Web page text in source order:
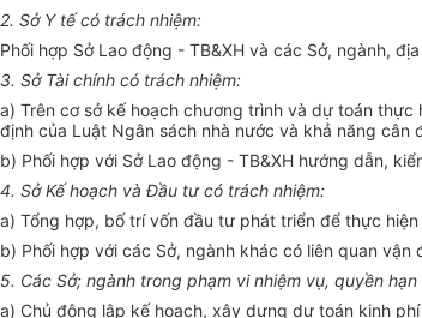
2. Sở Y tế có trách nhiệm:
Phối hợp Sở Lao động - TB&XH và các Sở, ngành,
3. Sở Tàichính có trách nhiệm:
a) Trên cơ sở kế hoạch chương trình và dự toán thực
định của Luật Ngân sách nhà nước và khả năng cân
b) Phối hợp với Sở Lao động - TB&XH hướng dẫn,
4. Sở Kế hoạch và Đầu tư có trách nhiệm:
a) Tổng hợp, bố trí vốn đầu tư phát triển để thực
b) Phối hợp với các Sở, ngành khác có liên quan
5. Các Sở; ngành trong phạm vi nhiệm vụ, quyền
a) Chủ động lập kế hoạch, xây dựng dự toán kinh